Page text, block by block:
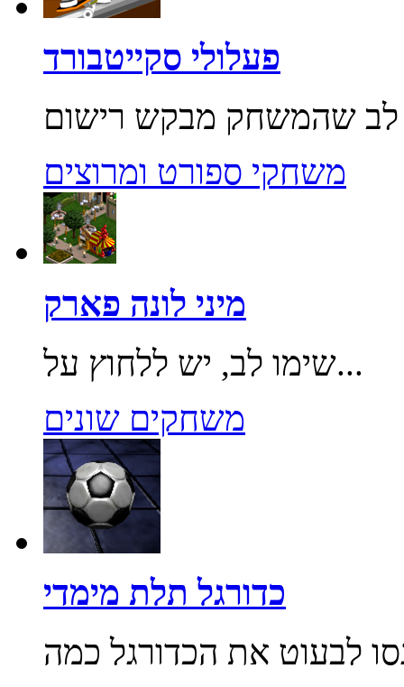
פעלולי סקייטבורד
משחקי ספורט ומרוצים
מיני לונה פארק
שימו לב, יש ללחוץ על...
משחקים שונים
כדורגל תלת מימדי